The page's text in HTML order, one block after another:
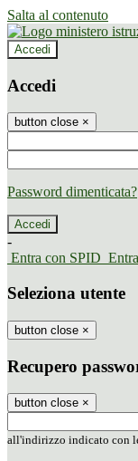
Salta al contenuto
Accedi
Accedi
button close ×
Password dimenticata?
-
Entra con SPID
Seleziona utente
button close ×
Recupero
button close ×
all'indirizzo indicato con